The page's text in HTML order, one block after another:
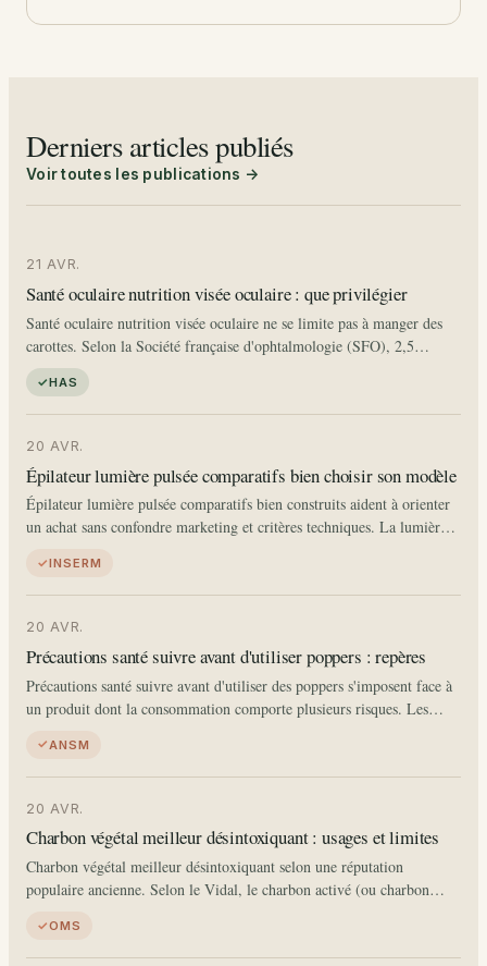
Derniers articles publiés
Voir toutes les publications →
21 AVR.
Santé oculaire nutrition visée oculaire : que privilégier
Santé oculaire nutrition visée oculaire ne se limite pas à manger des
carottes. Selon la Société française d'ophtalmologie (SFO), 2,5
millions de Français de plus de 50 ans souffrent de dégénérescence
maculaire…
HAS
20 AVR.
Épilateur lumière pulsée comparatifs bien choisir son modèle
Épilateur lumière pulsée comparatifs bien construits aident à orienter
un achat sans confondre marketing et critères techniques. La lumière
lumineux large absorbé…
INSERM
20 AVR.
Précautions santé suivre avant d'utiliser poppers : repères
Précautions santé suivre avant d'utiliser des poppers s'imposent face à
un produit dont la consommation comporte plusieurs risques. Les
légalement en France depuis…
ANSM
20 AVR.
Charbon végétal meilleur désintoxiquant : usages et limites
Charbon végétal meilleur désintoxiquant selon une réputation
populaire ancienne. Selon le Vidal, le charbon activé (ou charbon
: sa structure microporeuse fixe…
OMS